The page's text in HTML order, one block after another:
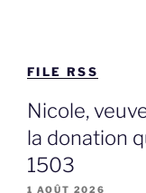
FILE RSS
Nicole,
la donation
1503
1 AOÛT 2026